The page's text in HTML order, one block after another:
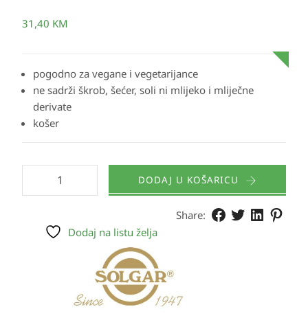
31,40 KM
pogodno za vegane i vegetarijance
ne sadrži škrob, šećer, soli ni mlijeko i mliječne
derivate
košer
DODAJ U KOŠARICU
Share:
Dodaj na listu želja